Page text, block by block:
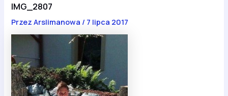
IMG_2807
PrzezArslimanowa / 7 lipca 2017